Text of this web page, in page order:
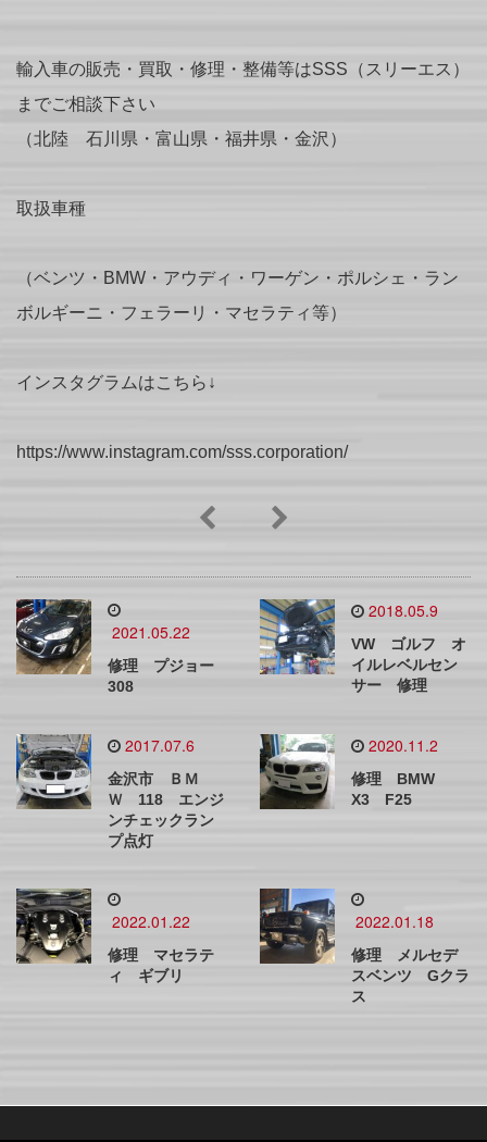
輸入車の販売・買取・修理・整備等はSSS（スリーエス）
までご相談下さい
（北陸 石川県・富山県・福井県・金沢）
取扱車種
（ベンツ・BMW・アウディ・ワーゲン・ポルシェ・ラン
ボルギーニ・フェラーリ・マセラティ等）
インスタグラムはこちら↓
https://www.instagram.com/sss.corporation/
2021.05.22
修理 プジョー
308
2018.05.9
VW ゴルフ オ
イルレベルセン
サー 修理
2017.07.6
金沢市 ＢＭ
Ｗ 118 エンジ
ンチェックラン
プ点灯
2020.11.2
修理 BMW
X3 F25
2022.01.22
修理 マセラテ
ィ ギブリ
2022.01.18
修理 メルセデ
スベンツ Gクラ
ス